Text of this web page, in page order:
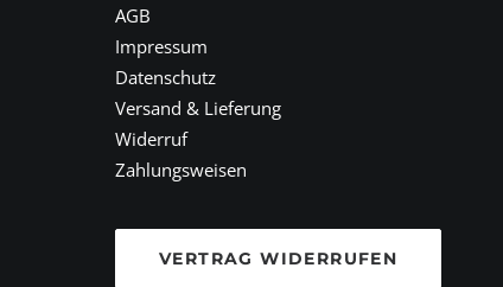
AGB
Impressum
Datenschutz
Versand & Lieferung
Widerruf
Zahlungsweisen
VERTRAG WIDERRUFEN